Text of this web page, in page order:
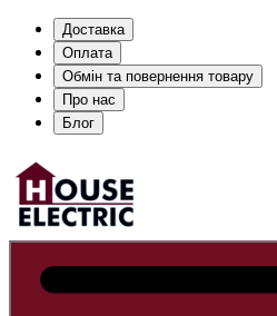
Доставка
Оплата
Обмін та повернення товару
Про нас
Блог